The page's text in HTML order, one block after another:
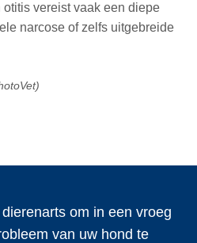
vereist vaak een diepe
narcose of zelfs uitgebreide
om in een vroeg
van uw hond te